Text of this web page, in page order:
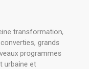
transformation,
grands
programmes
urbaine et